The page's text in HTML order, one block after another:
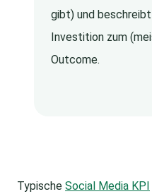
gibt) und
Investition zum
Outcome.
Typische Social Media KPI